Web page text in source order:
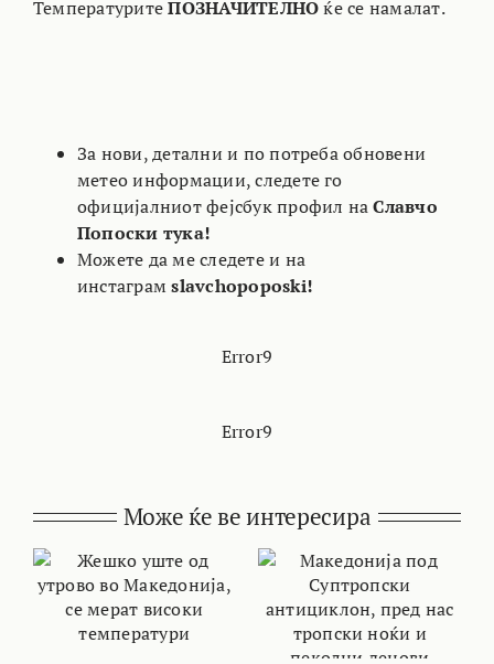
ТемпературитеПОЗНАЧИТЕЛНОќе се намалат.
За нови, детални и по потреба обновени
метео информации, следете го
официјалниот фејсбук профил наСлавчо
Попоски тука!
Можете да ме следете и на
инстаграм slavchopoposki!
Error9
Error9
Може ќе ве интересира